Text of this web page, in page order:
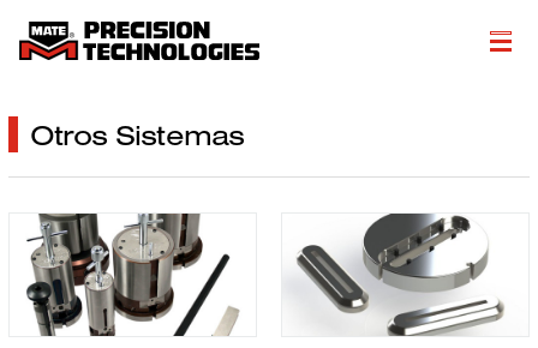
Soluciones de Fabricación
Recursos Técnicos
Literatura
Otros Sistemas